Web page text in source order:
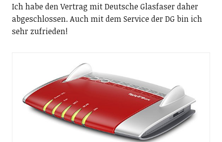
Ich habe den Vertrag mit Deutsche Glasfaser daher
abgeschlossen. Auch mit dem Service der DG bin ich
sehr zufrieden!